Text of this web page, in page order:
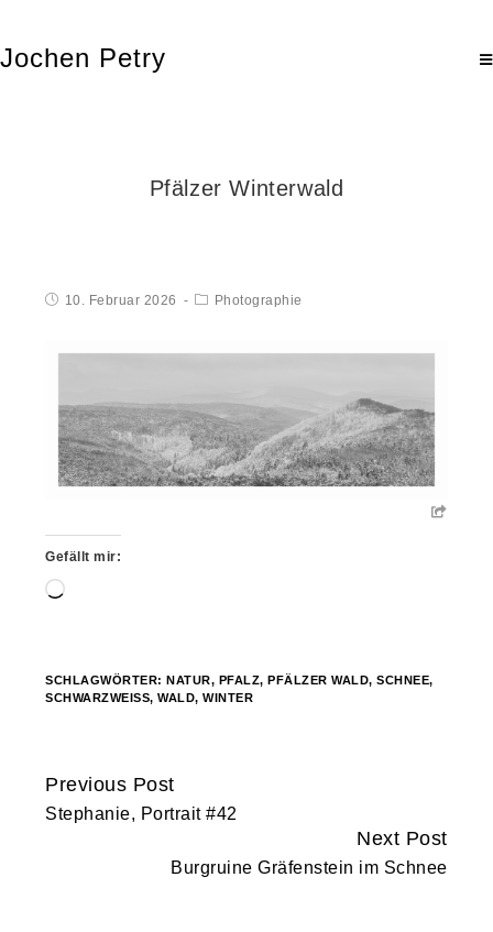
Jochen Petry
Pfälzer Winterwald
10. Februar 2026 Photographie
Gefällt mir:
Wird
SCHLAGWÖRTER:NATUR, PFALZ,PFÄLZER WALD,SCHNEE,
SCHWARZWEISS
,WALD,WINTER
Continue
Reading
Previous Post
Stephanie, Portrait #42
Next Post
Burgruine Gräfenstein im Schnee